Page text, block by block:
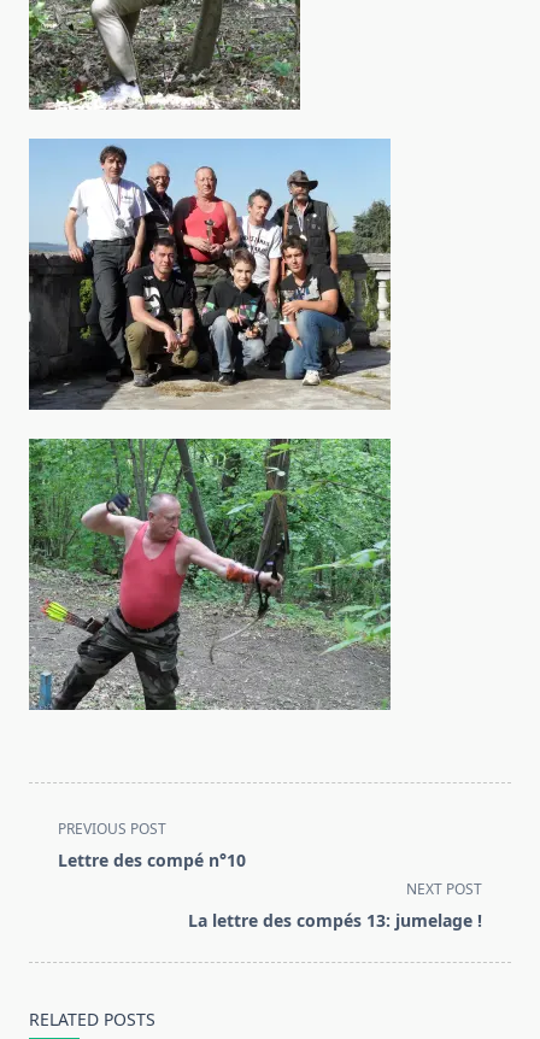
<span
class="nav-
text">Page</span>
PREVIOUS POST
Lettre des compé n°10
NEXT POST
La lettre des compés 13: jumelage !
RELATED POSTS